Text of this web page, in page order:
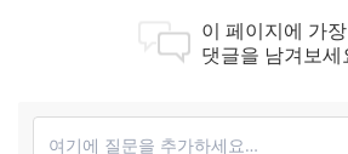
이 페이지에 가
댓글을 남겨보세